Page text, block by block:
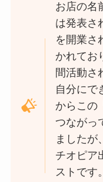
お店の名
は発表さ
を開業さ
かれてお
間活動さ
自分にで
からこの
つながっ
ましたが
チオピア
ストです